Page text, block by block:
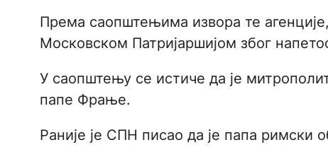
Према саопштењима извора те
Московском Патријаршијом због
У саопштењу се истиче да је
папе Фрање.
Раније је СПН писао да је папа римски